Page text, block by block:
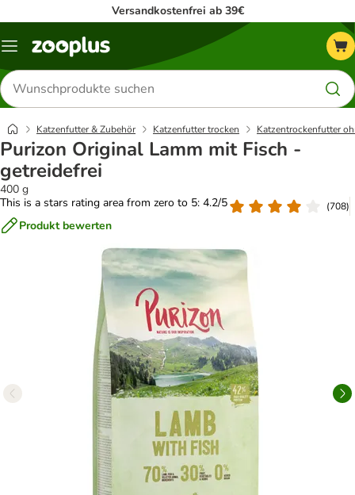
Versandkostenfrei ab 39€
Menü
Produkte
suchen
Katzenfutter & Zubehör Katzenfutter trocken Katzentrockenfutter
Purizon Original Lamm mit Fisch -
getreidefrei
400 g
This is a stars rating area from zero to 5: 4.2/5
(708)
Produkt bewerten